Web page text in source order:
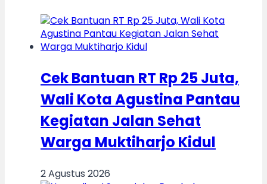
Cek Bantuan RT Rp 25 Juta,
Wali Kota Agustina Pantau
Kegiatan Jalan Sehat
Warga Muktiharjo Kidul
2 Agustus 2026